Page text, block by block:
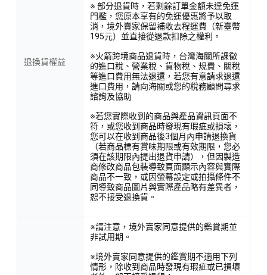
退換貨權益
※ 部分退貨時，若剩餘訂單金額未達免運
門檻，您原本享有的免運優惠將予以取
消，境外賣家保留補收去程運費（新臺幣
195元）並直接從退款扣除之權利。
※火箭跨境商品退貨時，台灣海關所課徵
的進口稅、營業稅、貨物稅、規費、關稅
等進口費用無法退還，若您有意請求退還
進口費用，請向海關或您的稅務顧問尋求
諮詢及協助
※若您實際收到的商品與產品資訊頁面不
符，或您收到商品時發現有瑕疵或損壞，
您可以在收到商品後3個月內申請退換貨
（若商品標有賞味期限或有效期限，您必
須在該期限內提出退貨申請），但因製造
商修改商品包裝導致頁面顯示內容與實際
商品不一致，或因螢幕設定或拍攝條件不
同導致商品圖片與實際產品略有差異者，
恕不接受退換貨。
※請注意，境外賣家同意提供的鑑賞期並
非試用期。
※境外賣家同意提供的鑑賞期不適用下列
情形，除收到商品時發現有瑕疵或已損壞